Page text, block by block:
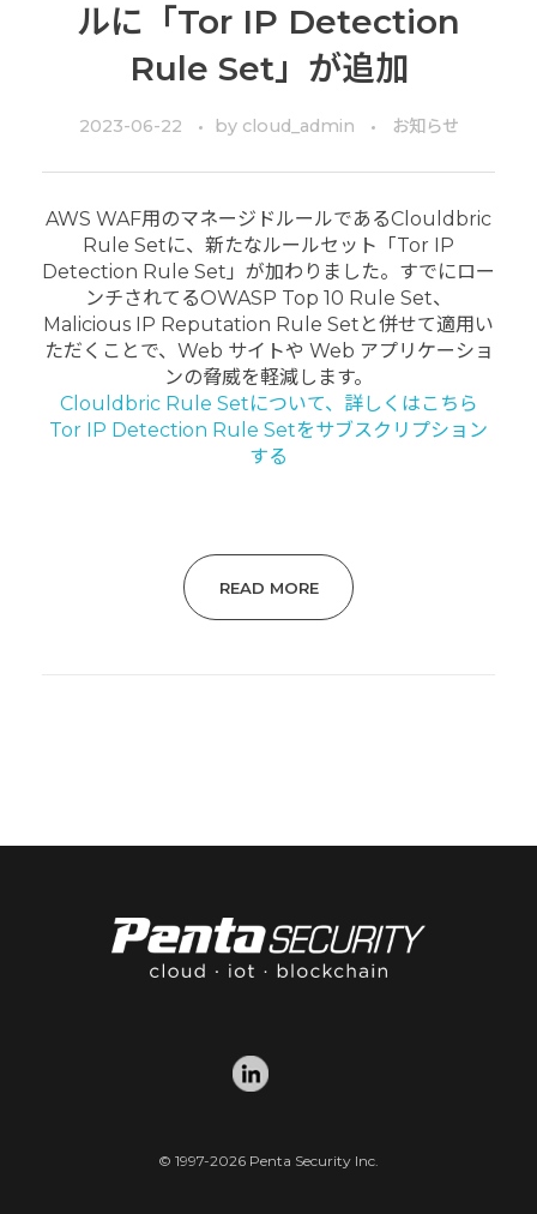
ルに「Tor IP Detection
Rule Set」が追加
2023-06-22 by cloud_admin お知らせ
AWS WAF用のマネージドルールであるClouldbric
Rule Setに、新たなルールセット「Tor IP
Detection Rule Set」が加わりました。すでにロー
ンチされてるOWASP Top 10 Rule Set、
Malicious IP Reputation Rule Setと併せて適用い
ただくことで、Web サイトや Web アプリケーショ
ンの脅威を軽減します。
Clouldbric Rule Setについて、詳しくはこちら
Tor IP Detection Rule Setをサブスクリプション
する
READ MORE
© 1997-2026 Penta Security Inc.